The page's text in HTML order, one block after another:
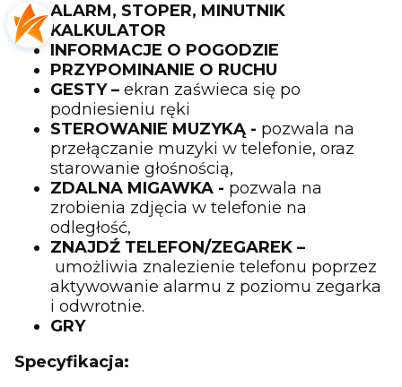
ALARM, STOPER, MINUTNIK
KALKULATOR
INFORMACJE O POGODZIE
PRZYPOMINANIE O RUCHU
GESTY – ekran zaświeca się po
podniesieniu ręki
STEROWANIE MUZYKĄ - pozwala na
przełączanie muzyki w telefonie, oraz
starowanie głośnością,
ZDALNA MIGAWKA - pozwala na
zrobienia zdjęcia w telefonie na
odległość,
ZNAJDŹ TELEFON/ZEGAREK –
umożliwia znalezienie telefonu poprzez
aktywowanie alarmu z poziomu zegarka
i odwrotnie.
GRY
Specyfikacja: